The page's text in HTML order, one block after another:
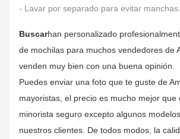
- Lavar por separado para evitar manchas.
Buscarhan personalizado
de mochilas para muchos vendedores de
venden muy bien con una buena opinión.
Puedes enviar una foto que te guste de
mayoristas, el precio es mucho mejor que
minorista seguro excepto algunos
nuestros clientes. De todos modos, la